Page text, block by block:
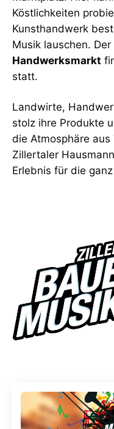
Köstlichkeiten
Kunsthandwerk
Musik lauschen. Der
Handwerksmarkt
statt.
Landwirte,
stolz ihre Produkte
die Atmosphäre
Zillertaler
Erlebnis für die